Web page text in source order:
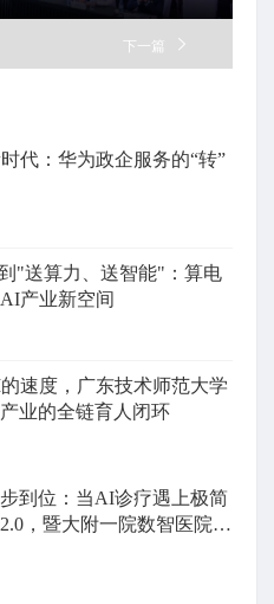
下一篇
代：华为政企服务的“转”
"送算力、送智能"：算电
产业新空间
速度，广东技术师范大学
业的全链育人闭环
到位：当AI诊疗遇上极简
，暨大附一院数智医院建